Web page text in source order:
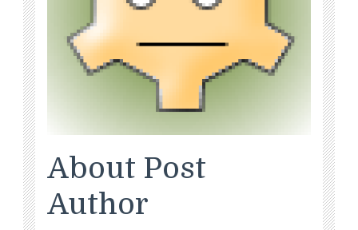
About Post
Author